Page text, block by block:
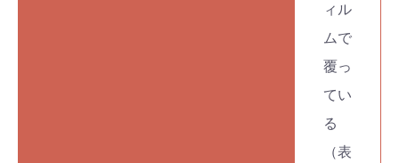
ィル
ムで
覆っ
てい
る
（表